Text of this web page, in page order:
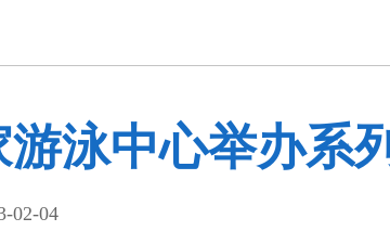
泳中心举办系
02-04